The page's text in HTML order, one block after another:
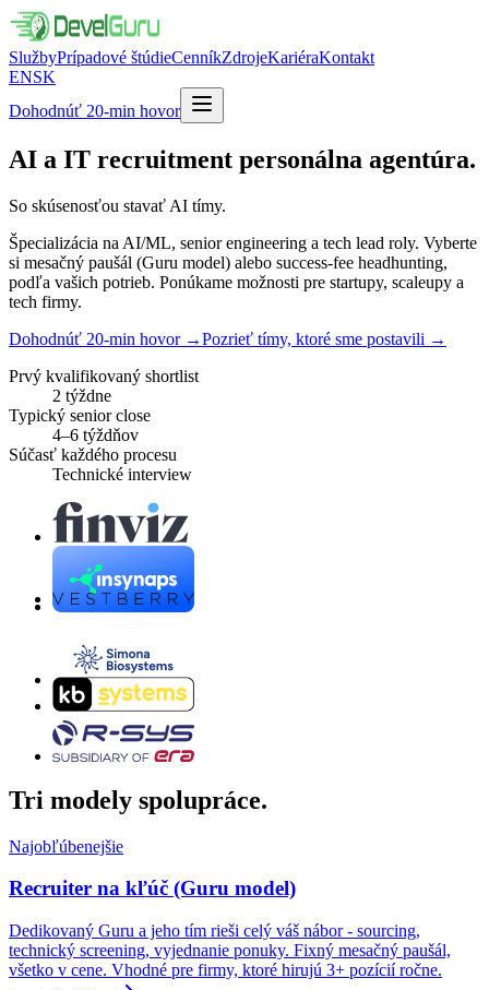
SlužbyPrípadové štúdieCenníkZdrojeKariéraKontakt
ENSK
Dohodnúť 20-min hovor
AI a IT recruitment personálna agentúra.
So skúsenosťou stavať AI tímy.
Špecializácia na AI/ML, senior engineering a tech lead roly. Vyberte
si mesačný paušál (Guru model) alebo success-fee headhunting,
podľa vašich potrieb. Ponúkame možnosti pre startupy, scaleupy a
tech firmy.
Dohodnúť 20-min hovor→Pozrieť tímy, ktoré sme postavili →
Prvý kvalifikovaný shortlist
2 týždne
Typický senior close
4–6 týždňov
Súčasť každého procesu
Technické interview
Tri modely spolupráce.
Najobľúbenejšie
Recruiter na kľúč (Guru model)
Dedikovaný Guru a jeho tím rieši celý váš nábor - sourcing,
technický screening, vyjednanie ponuky. Fixný mesačný paušál,
všetko v cene. Vhodné pre firmy, ktoré hirujú 3+ pozícií ročne.